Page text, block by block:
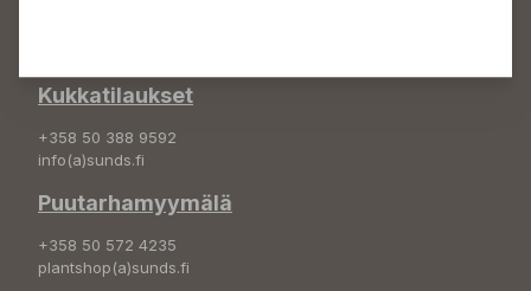
Kukkatilaukset
+358 50 388 9592
info(a)sunds.fi
Puutarhamyymälä
+358 50 572 4235
plantshop(a)sunds.fi